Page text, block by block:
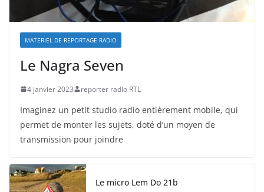
MATERIEL DE REPORTAGE RADIO
Le Nagra Seven
4 janvier 2023 reporter radio RTL
Imaginez un petit studio radio entièrement mobile, qui
permet de monter les sujets, doté d’un moyen de
transmission pour joindre
Le micro Lem Do 21b